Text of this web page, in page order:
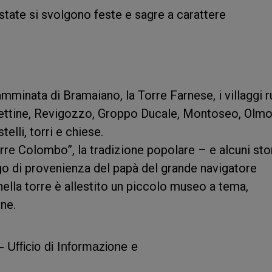
si svolgono feste e sagre a carattere
di Bramaiano, la Torre Farnese, i villaggi
Revigozzo, Groppo Ducale, Montoseo,
torri e chiese.
Colombo”, la tradizione popolare – e alcuni
di provenienza del papà del grande navigatore
torre è allestito un piccolo museo a tema,
Ufficio di Informazione e